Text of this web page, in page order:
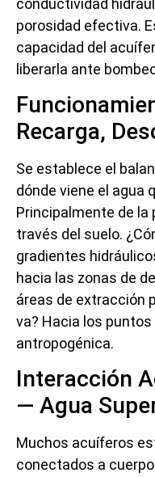
porosidad efectiva.
capacidad del
liberarla ante
Recarga,
Se establece el
dónde viene el agua
Principalmente de
través del suelo.
gradientes
hacia las zonas de
áreas de extracción
va? Hacia los
antropogénica.
Interacción
— Agua
Muchos acuíferos
conectados a